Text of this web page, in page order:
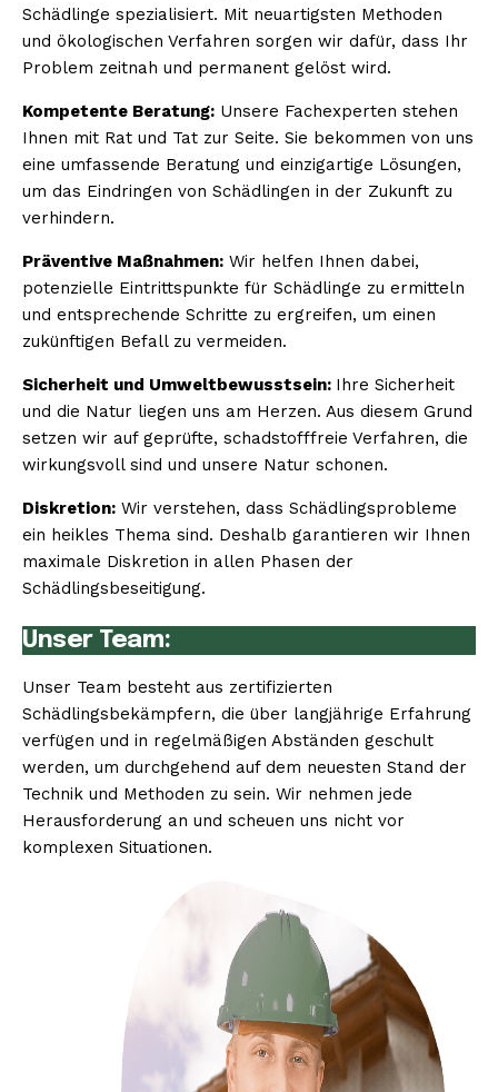
Schädlinge spezialisiert. Mit neuartigsten Methoden
und ökologischen Verfahren sorgen wir dafür, dass Ihr
Problem zeitnah und permanent gelöst wird.
Kompetente Beratung: Unsere Fachexperten stehen
Ihnen mit Rat und Tat zur Seite. Sie bekommen von uns
eine umfassende Beratung und einzigartige Lösungen,
um das Eindringen von Schädlingen in der Zukunft zu
verhindern.
Präventive Maßnahmen: Wir helfen Ihnen dabei,
potenzielle Eintrittspunkte für Schädlinge zu ermitteln
und entsprechende Schritte zu ergreifen, um einen
zukünftigen Befall zu vermeiden.
Sicherheit und Umweltbewusstsein: Ihre Sicherheit
und die Natur liegen uns am Herzen. Aus diesem Grund
setzen wir auf geprüfte, schadstofffreie Verfahren, die
wirkungsvoll sind und unsere Natur schonen.
Diskretion: Wir verstehen, dass Schädlingsprobleme
ein heikles Thema sind. Deshalb garantieren wir Ihnen
maximale Diskretion in allen Phasen der
Schädlingsbeseitigung.
Unser Team:
Unser Team besteht aus zertifizierten
Schädlingsbekämpfern, die über langjährige Erfahrung
verfügen und in regelmäßigen Abständen geschult
werden, um durchgehend auf dem neuesten Stand der
Technik und Methoden zu sein. Wir nehmen jede
Herausforderung an und scheuen uns nicht vor
komplexen Situationen.